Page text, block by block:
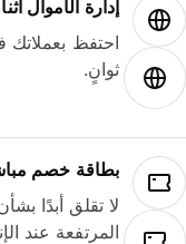
إدارة الأموال أثناء
احتفظ بعملاتك
ثوانٍ.
بطاقة خصم مباشر
لا تقلق أبدًا
المرتفعة عند